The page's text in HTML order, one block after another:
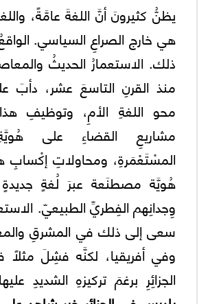
يظنُّ كثيرونَ أنَّ اللغةَ عامَّةً،
هي خارج الصراعِ السياسي.
ذلك. الاستعمارُ الحديثُ
منذ القرنِ التاسعَ عشر، دأبَ
محو اللغةِ الأمِ، وتوظيفِ
مشاريعِ القضاءِ على
المسْتَعْمَرةِ، ومحاولاتِ
هُويَّة مصطنَعة عبرَ لُغةٍ جديدةٍ
وِجدانِهم الفِطريِّ الطبيعيّ.
سعى إلى ذلك في المشرقِ
وفي أفريقيا، لكنَّه فشِلَ مثلاً
الجزائِرِ برغمَ تركيزهِ الشديدِ